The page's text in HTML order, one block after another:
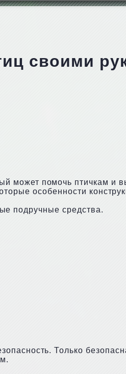
своими
может помочь птичкам и
особенности
подручные средства.
Только